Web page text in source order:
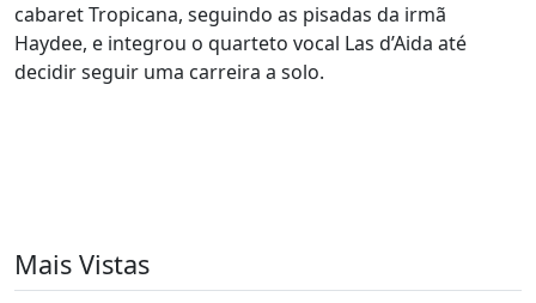
cabaret Tropicana, seguindo as pisadas da irmã
Haydee, e integrou o quarteto vocal Las d’Aida até
decidir seguir uma carreira a solo.
Mais Vistas